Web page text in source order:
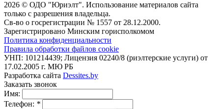
2026 © ОДО "Юриэлт". Использование материалов сайта
только с разрешения владельца.
Св-во о госрегистрации № 1557 от 28.12.2000.
Зарегистрировано Минским горисполкомом
Политика конфиденциальности
Правила обработки файлов cookie
УНП: 101214439; Лицензия 02240/8 (риэлтерские услуги) от
17.02.2005 г. МЮ РБ
Разработка сайта Dessites.by
Заказать звонок
Имя:
Телефон: *